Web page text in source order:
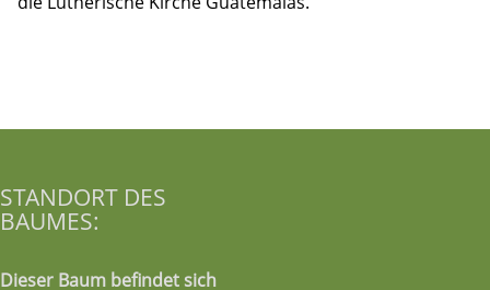
STANDORT DES
BAUMES:
Dieser Baum befindet sich